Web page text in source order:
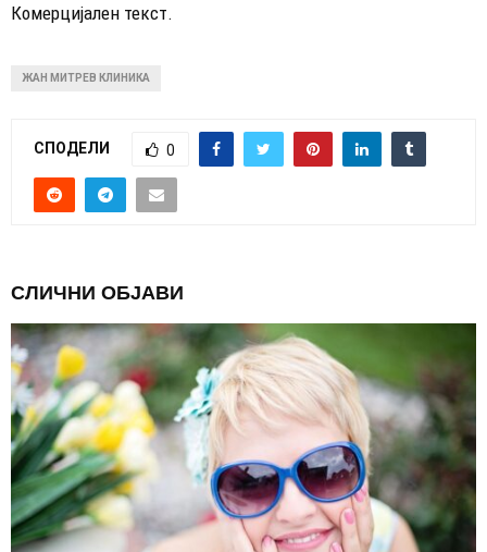
Комерцијален текст.
ЖАН МИТРЕВ КЛИНИКА
СПОДЕЛИ 0
СЛИЧНИ ОБЈАВИ